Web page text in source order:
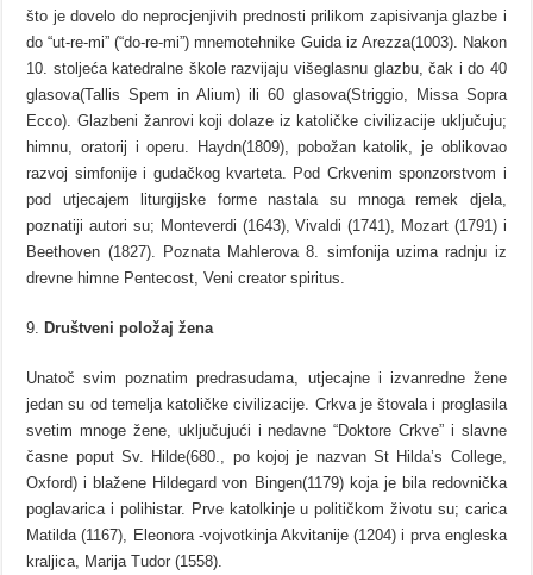
što je dovelo do neprocjenjivih prednosti prilikom zapisivanja glazbe i
do “ut-re-mi” (“do-re-mi”) mnemotehnike Guida iz Arezza(1003). Nakon
10. stoljeća katedralne škole razvijaju višeglasnu glazbu, čak i do 40
glasova(Tallis Spem in Alium) ili 60 glasova(Striggio, Missa Sopra
Ecco). Glazbeni žanrovi koji dolaze iz katoličke civilizacije uključuju;
himnu, oratorij i operu. Haydn(1809), pobožan katolik, je oblikovao
razvoj simfonije i gudačkog kvarteta. Pod Crkvenim sponzorstvom i
pod utjecajem liturgijske forme nastala su mnoga remek djela,
poznatiji autori su; Monteverdi (1643), Vivaldi (1741), Mozart (1791) i
Beethoven (1827). Poznata Mahlerova 8. simfonija uzima radnju iz
drevne himne Pentecost, Veni creator spiritus.
Društveni položaj žena
Unatoč svim poznatim predrasudama, utjecajne i izvanredne žene
jedan su od temelja katoličke civilizacije. Crkva je štovala i proglasila
svetim mnoge žene, uključujući i nedavne “Doktore Crkve” i slavne
časne poput Sv. Hilde(680., po kojoj je nazvan St Hilda’s College,
Oxford) i blažene Hildegard von Bingen(1179) koja je bila redovnička
poglavarica i polihistar. Prve katolkinje u političkom životu su; carica
Matilda (1167), Eleonora -vojvotkinja Akvitanije (1204) i prva engleska
kraljica, Marija Tudor (1558).